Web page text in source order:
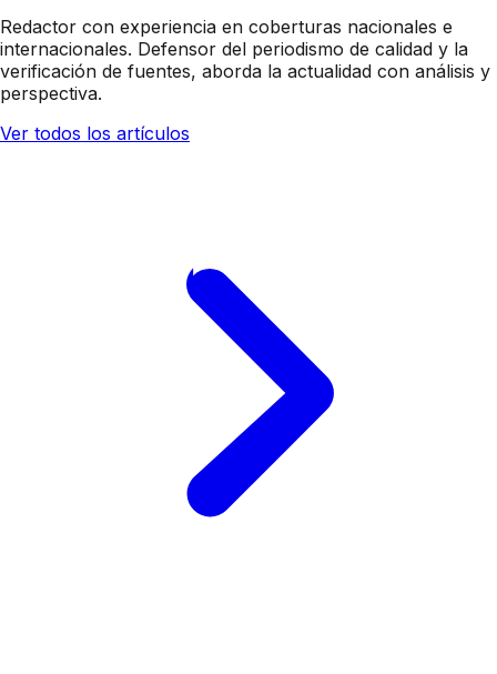
Redactor con experiencia en coberturas nacionales e
internacionales. Defensor del periodismo de calidad y la
verificación de fuentes, aborda la actualidad con análisis y
perspectiva.
Ver todos los artículos